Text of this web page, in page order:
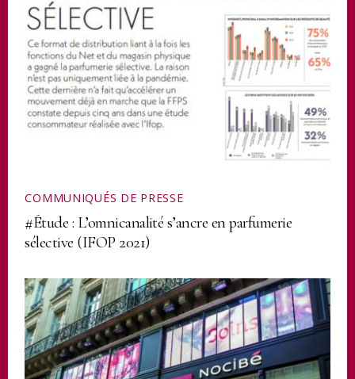
COMMUNIQUÉS DE PRESSE
#Étude : L’omnicanalité s’ancre en parfumerie
sélective (IFOP 2021)